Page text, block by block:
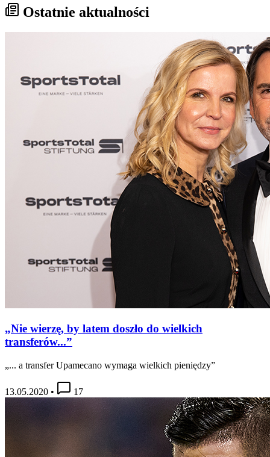
Ostatnie aktualności
„Nie wierzę, by latem doszło do wielkich
transferów...”
„... a transfer Upamecano wymaga wielkich pieniędzy”
13.05.2020 • 17